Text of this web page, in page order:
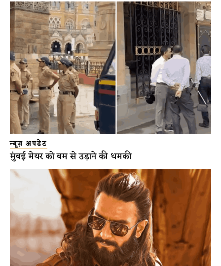
न्यूज़ अपडेट
मुंबई मेयर को बम से उड़ाने की धमकी